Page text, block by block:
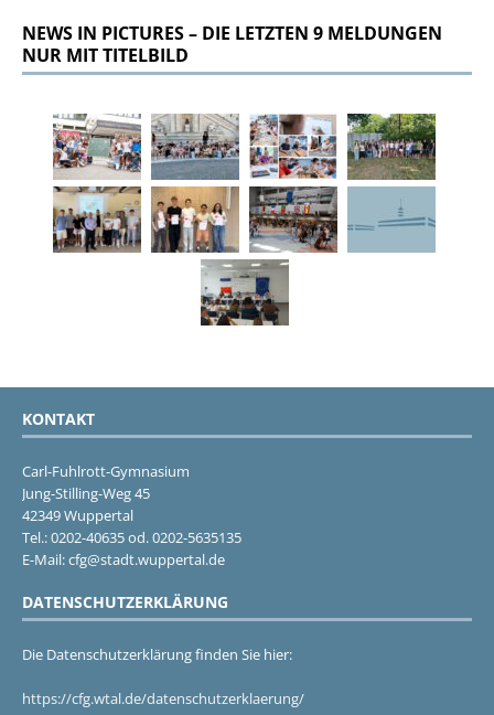
NEWS IN PICTURES – DIE LETZTEN 9 MELDUNGEN
NUR MIT TITELBILD
KONTAKT
Carl-Fuhlrott-Gymnasium
Jung-Stilling-Weg 45
42349 Wuppertal
Tel.: 0202-40635 od. 0202-5635135
E-Mail: cfg@stadt.wuppertal.de
DATENSCHUTZERKLÄRUNG
Die Datenschutzerklärung finden Sie hier:
https://cfg.wtal.de/datenschutzerklaerung/